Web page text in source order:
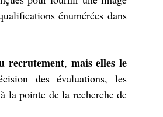
énumérées dans
recrutement, mais elles le
des évaluations, les
la pointe de la recherche de